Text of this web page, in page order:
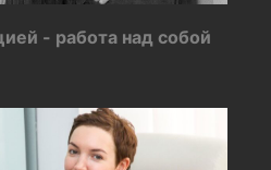
- работа над собой